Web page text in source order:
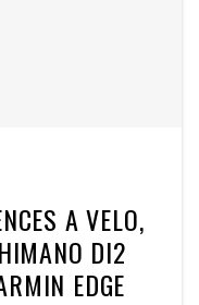
A VELO,
DI2
EDGE